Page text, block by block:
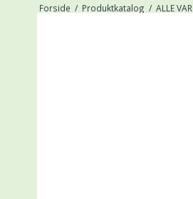
Forside / Produktkatalog / ALLE